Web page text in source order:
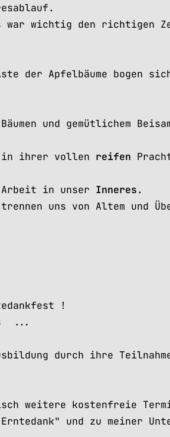
war wichtig den richtigen
der Apfelbäume bogen
und gemütlichem
in ihrer vollen reifen
in unser Inneres.
uns von Altem und
!
...
durch ihre
weitere kostenfreie
und zu meiner